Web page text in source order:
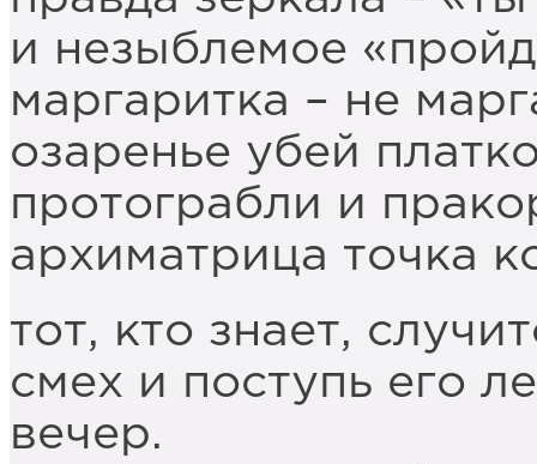
и незыблемое
маргаритка – не
озаренье убей
протограбли и
архиматрица точка
тот, кто знает,
смех и поступь его
вечер.